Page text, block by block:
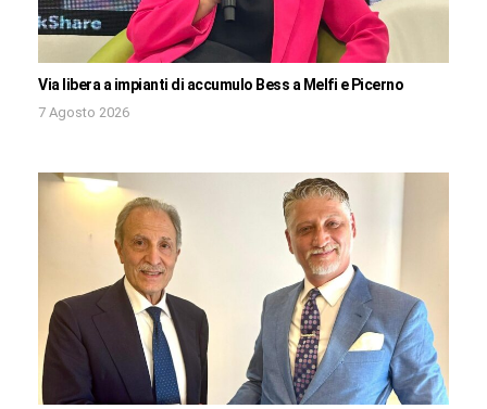
Via libera a impianti di accumulo Bess a Melfi e Picerno
7 Agosto 2026